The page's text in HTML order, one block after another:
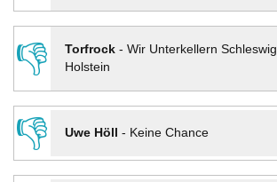
👎 Torfrock- Wir Unterkellern Schleswig
Holstein
👎
Uwe Höll - Keine Chance